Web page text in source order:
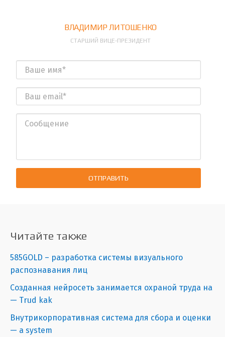
ВЛАДИМИР ЛИТОШЕНКО
СТАРШИЙ ВИЦЕ-ПРЕЗИДЕНТ
ОТПРАВИТЬ
Читайте также
585GOLD – разработка системы визуального
распознавания лиц
Созданная нейросеть занимается охраной труда на
— Trud kak
Внутрикорпоративная система для сбора и оценки
— a system